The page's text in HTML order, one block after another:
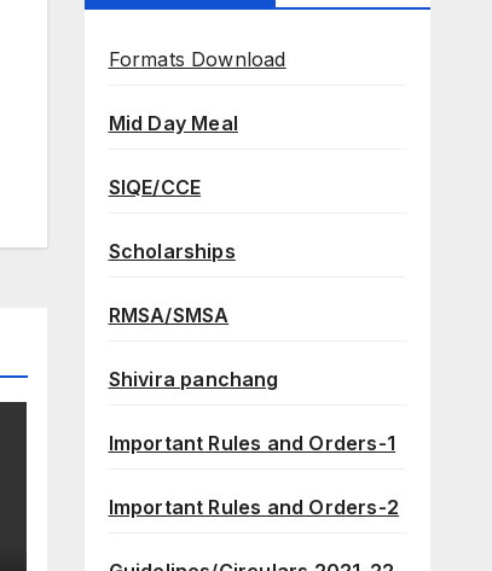
Formats Download
Mid Day Meal
SIQE/CCE
Scholarships
RMSA/SMSA
Shivira panchang
Important Rules and Orders-1
Important Rules and Orders-2